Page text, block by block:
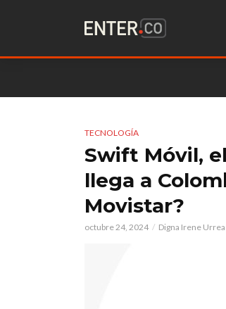
TECNOLOGÍA
Swift Móvil,
llega a
Movistar?
octubre 24, 2024 Digna Irene Urrea